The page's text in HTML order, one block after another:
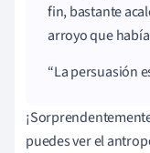
fin, bastante
arroyo que
La persuasión
puedes ver el